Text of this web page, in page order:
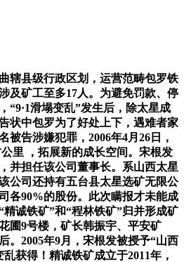
县级行政区划，运营范畴包罗铁
及矿工至多17人。为避免罚款、停
“9·1滑塌变乱”发生后，除太星成
状中包罗为了好处上下，遇难者家
被告涉嫌犯罪，2006年4月26日，
里 ，拓展新的成长空间。宋根发
并担任该公司董事长。系山西太星
公司还持有五台县太星选矿无限公
各90%的股份。此次瞒报才未能成
诚铁矿”和“程林铁矿”归并形成矿
圃9号楼，矿长韩振宇、平安矿
。2005年9月，宋根发被授予“山西
获得！精诚铁矿成立于2011年，